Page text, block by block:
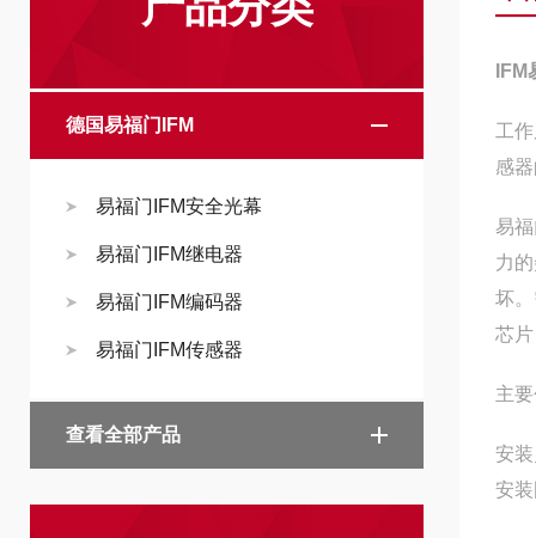
德国易福门IFM
易福门IFM安全光幕
易福门IFM继电器
易福门IFM编码器
易福门IFM传感器
查看全部产品
工
感
易
力
坏
芯
主
安
安